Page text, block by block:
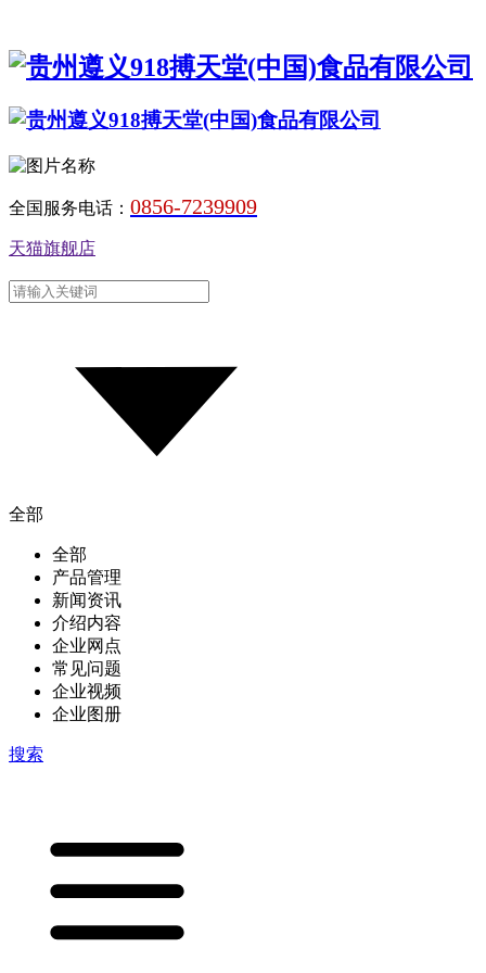
全国服务电话： 0856-7239909
天猫旗舰店
全部
全部
产品管理
新闻资讯
介绍内容
企业网点
常见问题
企业视频
企业图册
搜索